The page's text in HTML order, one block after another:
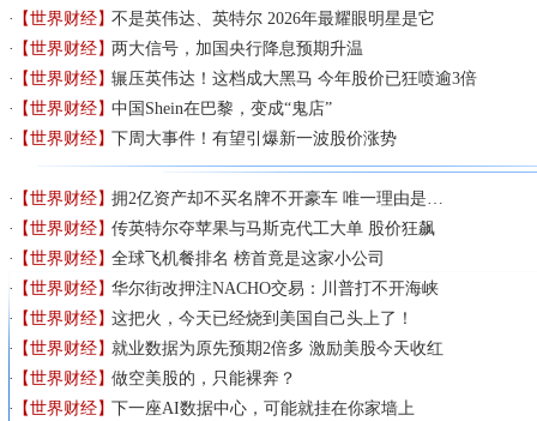
【世界财经】不是英伟达、英特尔 2026年最耀眼明星是它
【世界财经】两大信号，加国央行降息预期升温
【世界财经】辗压英伟达！这档成大黑马 今年股价已狂喷逾3倍
【世界财经】中国Shein在巴黎，变成“鬼店”
【世界财经】下周大事件！有望引爆新一波股价涨势
【世界财经】拥2亿资产却不买名牌不开豪车 唯一理由是…
【世界财经】传英特尔夺苹果与马斯克代工大单 股价狂飙
【世界财经】全球飞机餐排名 榜首竟是这家小公司
【世界财经】华尔街改押注NACHO交易：川普打不开海峡
【世界财经】这把火，今天已经烧到美国自己头上了！
【世界财经】就业数据为原先预期2倍多 激励美股今天收红
【世界财经】做空美股的，只能裸奔？
【世界财经】下一座AI数据中心，可能就挂在你家墙上